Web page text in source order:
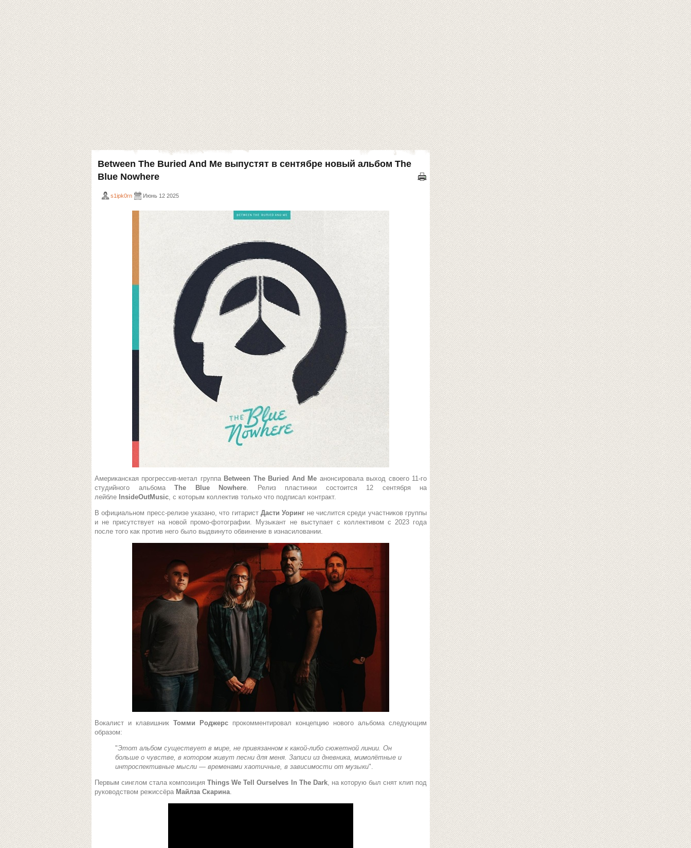
Between The Buried And Me выпустят в сентябре новый альбом The
Blue Nowhere
s1ipk0rn Июнь 12 2025
Американская прогрессив-метал группа Between The Buried And Me анонсировала выход своего 11-го
студийного альбома The Blue Nowhere. Релиз пластинки состоится 12 сентября на
лейбле InsideOutMusic, с которым коллектив только что подписал контракт.
В официальном пресс-релизе указано, что гитарист Дасти Уоринг не числится среди участников группы
и не присутствует на новой промо-фотографии. Музыкант не выступает с коллективом с 2023 года
после того как против него было выдвинуто обвинение в изнасиловании.
Вокалист и клавишник Томми Роджерс прокомментировал концепцию нового альбома следующим
образом:
"Этот альбом существует в мире, не привязанном к какой-либо сюжетной линии. Он
больше о чувстве, в котором живут песни для меня. Записи из дневника, мимолётные и
интроспективные мысли — временами хаотичные, в зависимости от музыки".
Первым синглом стала композицияThings We Tell Ourselves In The Dark, на которую был снят клип под
руководством режиссёра Майлза Скарина.